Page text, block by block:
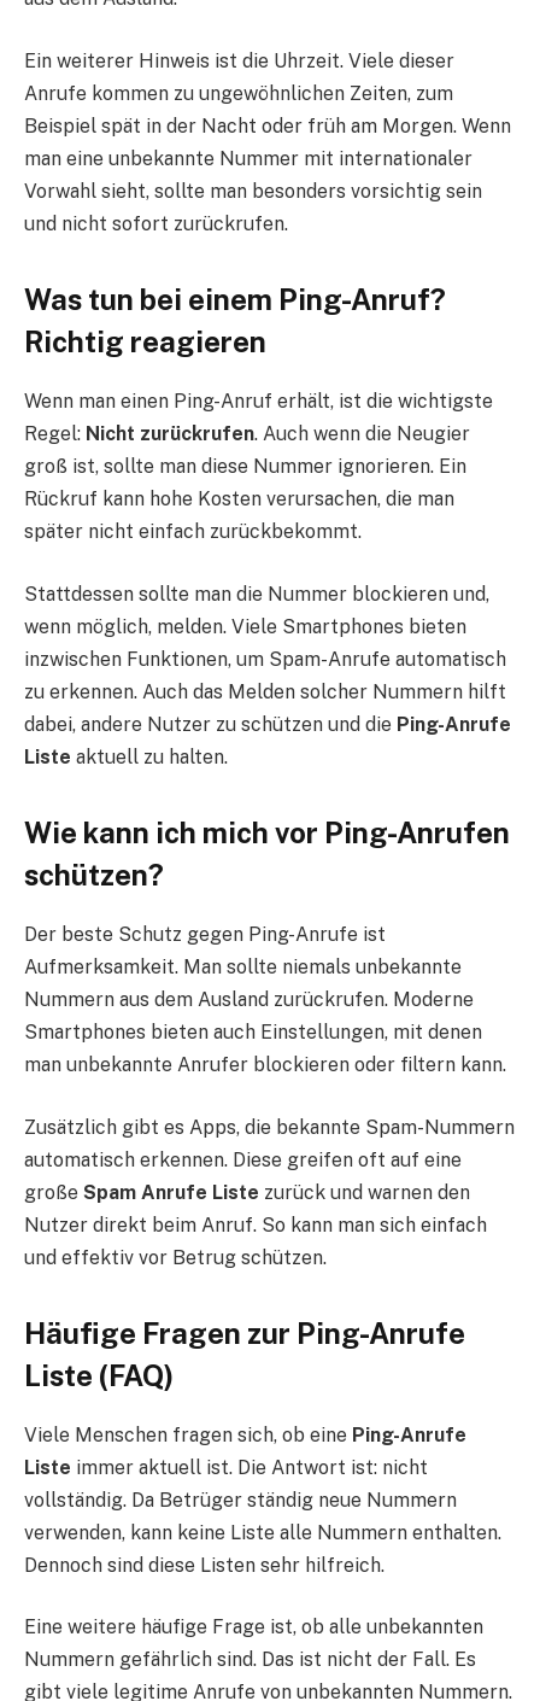
Ein weiterer Hinweis ist die Uhrzeit. Viele dieser
Anrufe kommen zu ungewöhnlichen Zeiten, zum
Beispiel spät in der Nacht oder früh am Morgen. Wenn
man eine unbekannte Nummer mit internationaler
Vorwahl sieht, sollte man besonders vorsichtig sein
und nicht sofort zurückrufen.
Was tun bei einem Ping-Anruf?
Richtig reagieren
Wenn man einen Ping-Anruf erhält, ist die wichtigste
Regel: Nicht zurückrufen. Auch wenn die Neugier
groß ist, sollte man diese Nummer ignorieren. Ein
Rückruf kann hohe Kosten verursachen, die man
später nicht einfach zurückbekommt.
Stattdessen sollte man die Nummer blockieren und,
wenn möglich, melden. Viele Smartphones bieten
inzwischen Funktionen, um Spam-Anrufe automatisch
zu erkennen. Auch das Melden solcher Nummern hilft
dabei, andere Nutzer zu schützen und die Ping-Anrufe
Liste aktuell zu halten.
Wie kann ich mich vor Ping-Anrufen
schützen?
Der beste Schutz gegen Ping-Anrufe ist
Aufmerksamkeit. Man sollte niemals unbekannte
Nummern aus dem Ausland zurückrufen. Moderne
Smartphones bieten auch Einstellungen, mit denen
man unbekannte Anrufer blockieren oder filtern kann.
Zusätzlich gibt es Apps, die bekannte Spam-Nummern
automatisch erkennen. Diese greifen oft auf eine
große Spam Anrufe Liste zurück und warnen den
Nutzer direkt beim Anruf. So kann man sich einfach
und effektiv vor Betrug schützen.
Häufige Fragen zur Ping-Anrufe
Liste (FAQ)
Viele Menschen fragen sich, ob eine Ping-Anrufe
Liste immer aktuell ist. Die Antwort ist: nicht
vollständig. Da Betrüger ständig neue Nummern
verwenden, kann keine Liste alle Nummern enthalten.
Dennoch sind diese Listen sehr hilfreich.
Eine weitere häufige Frage ist, ob alle unbekannten
Nummern gefährlich sind. Das ist nicht der Fall. Es
gibt viele legitime Anrufe von unbekannten Nummern.